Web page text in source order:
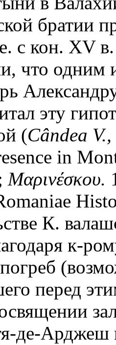
братии
с кон. XV
что одним
эту
(Cândea
in
Μαρινέσκου.
К.
к-
перед
де-Арджеш